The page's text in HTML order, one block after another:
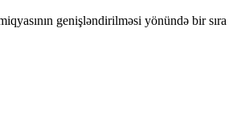
genişləndirilməsi yönündə bir sıra